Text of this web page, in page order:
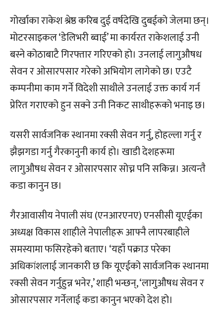
गोर्खाका राकेश श्रेष्ठ करिब दुई वर्षदेखि दुबईको जेलमा छन्।
मोटरसाइकल ‘डेलिभरी ब्वाई’ मा कार्यरत राकेशलाई उनी
बस्ने कोठाबाटै गिरफ्तार गरिएको हो। उनलाई लागुऔषध
सेवन र ओसारपसार गरेको अभियोग लागेको छ। एउटै
कम्पनीमा काम गर्ने विदेशी साथीले उनलाई उक्त कार्य गर्न
प्रेरित गराएको हुन सक्ने उनी निकट साथीहरूको भनाइ छ।
यसरी सार्वजनिक स्थानमा रक्सी सेवन गर्नु, होहल्ला गर्नु र
झैझगडा गर्नु गैरकानुनी कार्य हो। खाडी देशहरूमा
लागुऔषध सेवन र ओसारपसार सोच्न पनि सकिन्न। अत्यन्तै
कडा कानुन छ।
गैरआवासीय नेपाली संघ (एनआरएनए) एनसीसी यूएईका
अध्यक्ष विकास शाहीले नेपालीहरू आफ्नै लापरबाहीले
समस्यामा फसिरहेको बताए। ‘यहाँ पक्राउ परेका
अधिकांशलाई जानकारी छ कि यूएईको सार्वजनिक स्थानमा
रक्सी सेवन गर्नुहुन्न भनेर,’ शाही भन्छन्, ‘लागुऔषध सेवन र
ओसारपसार गर्नेलाई कडा कानुन भएको देश हो।